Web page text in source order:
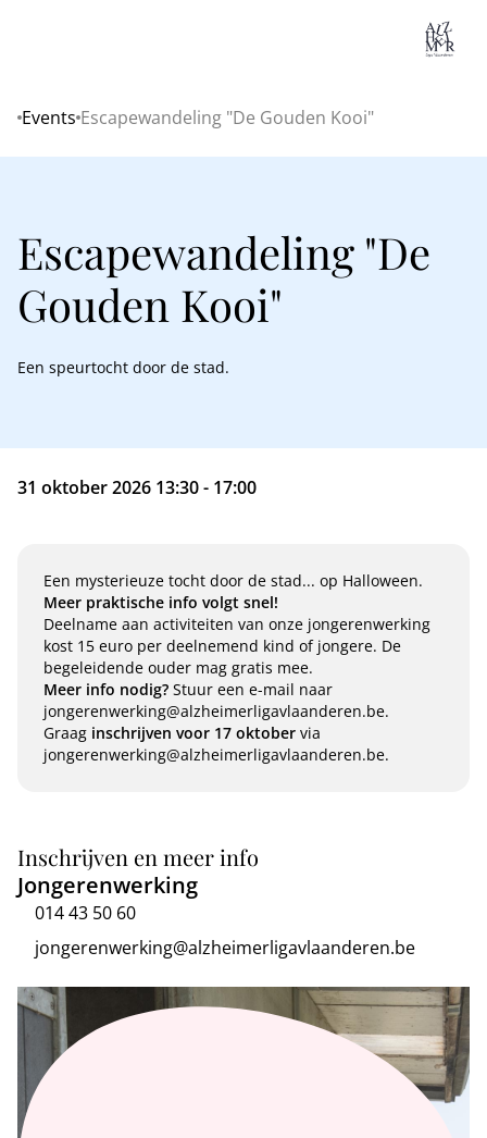
Home
Events Escapewandeling "De Gouden Kooi"
Escapewandeling "De
Gouden Kooi"
Een speurtocht door de stad.
31 oktober 2026 13:30 - 17:00
Een mysterieuze tocht door de stad... op Halloween.
Meer praktische info volgt snel!
Deelname aan activiteiten van onze jongerenwerking
kost 15 euro per deelnemend kind of jongere. De
begeleidende ouder mag gratis mee.
Meer info nodig? Stuur een e-mail naar
jongerenwerking@alzheimerligavlaanderen.be.
Graag inschrijven voor 17 oktober via
jongerenwerking@alzheimerligavlaanderen.be.
Inschrijven en meer info
Jongerenwerking
014 43 50 60
jongerenwerking@alzheimerligavlaanderen.be